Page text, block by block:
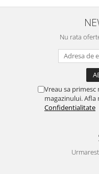
Nu rata
Vreau sa
magazinului. Afla
Confidentialitate